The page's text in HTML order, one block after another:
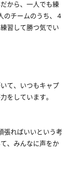
から、一人でも練
のチームのうち、４
習して勝つ気でい
て、いつもキャプ
をしています。
張ればいいという考
、みんなに声をか